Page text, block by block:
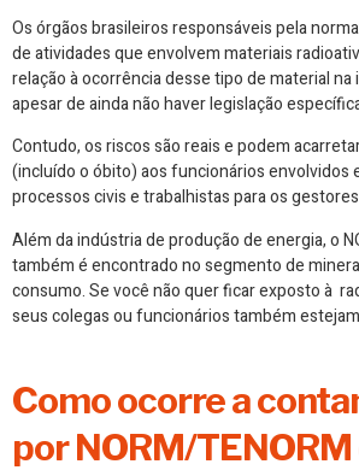
Os órgãos brasileiros responsáveis pela
de atividades que envolvem materiais
relação à ocorrência desse tipo de material
apesar de ainda não haver legislação
Contudo, os riscos são reais e podem
(incluído o óbito) aos funcionários envolvidos
processos civis e trabalhistas para os
Além da indústria de produção de energia, o
também é encontrado no segmento de
consumo. Se você não quer ficar exposto à
seus colegas ou funcionários também
Como ocorre a
por NORM/